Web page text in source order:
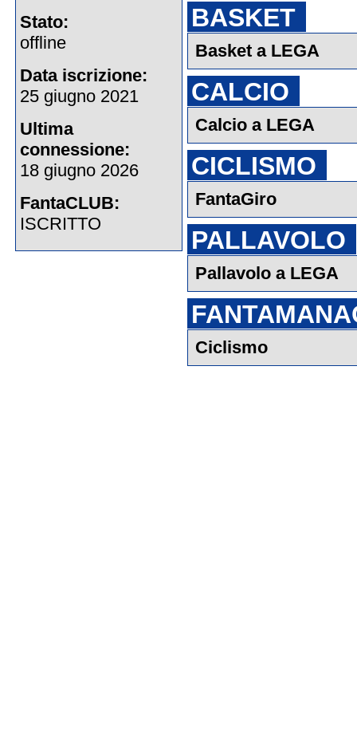
Stato:
offline
Data iscrizione:
25 giugno 2021
Ultima
connessione:
18 giugno 2026
FantaCLUB:
ISCRITTO
BASKET
Basket a LEGA
CALCIO
Calcio a LEGA
CICLISMO
FantaGiro
PALLAVOLO
Pallavolo a LEGA
Ciclismo